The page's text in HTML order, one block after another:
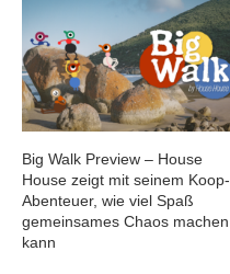
Big Walk Preview – House
House zeigt mit seinem Koop-
Abenteuer, wie viel Spaß
gemeinsames Chaos machen
kann